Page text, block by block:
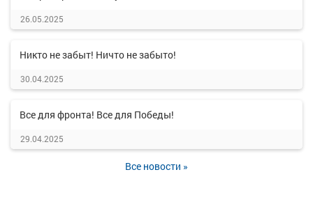
26.05.2025
Никто не забыт! Ничто не забыто!
30.04.2025
Все для фронта! Все для Победы!
29.04.2025
Все новости »